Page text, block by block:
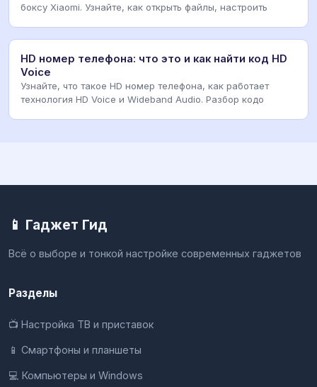
боксу Xiaomi. Узнайте, как открыть файлы, настроить
HD номер телефона: что это и как найти код HD
Voice
Узнайте, что такое HD номер телефона, как работает
технология HD Voice и Wideband Audio. Разбор кодо
📱 Гаджет Гид
Всё о выборе и тонкой настройке современных гаджетов
Разделы
📺 Настройка ТВ и приставок
📱 Смартфоны и планшеты
💻 Компьютеры и Windows